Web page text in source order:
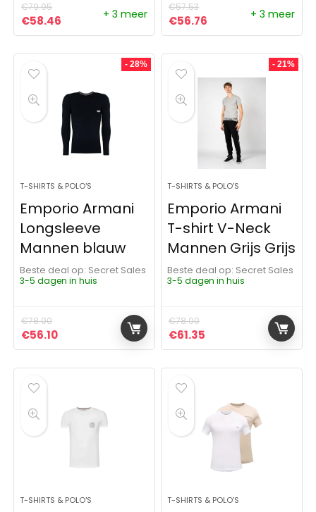
€79.95
Oorspronkelijke prijs was: €79.95.
€58.46 Huidige prijs is: €58.46.
+ 3 meer
€57.53
Oorspronkelijke prijs was:
€56.76 Huidige prijs is:
+ 3 meer
- 28%
T-SHIRTS & POLO'S
Emporio Armani
Longsleeve
Mannen blauw
Beste deal op:
Secret Sales
3-5 dagen in huis
€78.00
Oorspronkelijke prijs was: €78.00.
€56.10Huidige prijs is: €56.10.
- 21%
T-SHIRTS & POLO'S
Emporio Armani
T-shirt V-Neck
Mannen Grijs Grijs
Beste deal op:
Secret Sales
3-5 dagen in huis
€78.00
Oorspronkelijke prijs was:
€61.35 Huidige prijs is:
T-SHIRTS & POLO'S T-SHIRTS & POLO'S